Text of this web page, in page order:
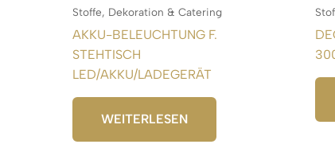
Stoffe, Dekoration & Catering
AKKU-BELEUCHTUNG F.
STEHTISCH
LED/AKKU/LADEGERÄT
WEITERLESEN